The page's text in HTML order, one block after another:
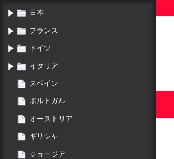
日本
フランス
ドイツ
イタリア
スペイン
ポルトガル
オーストリア
ギリシャ
ジョージア